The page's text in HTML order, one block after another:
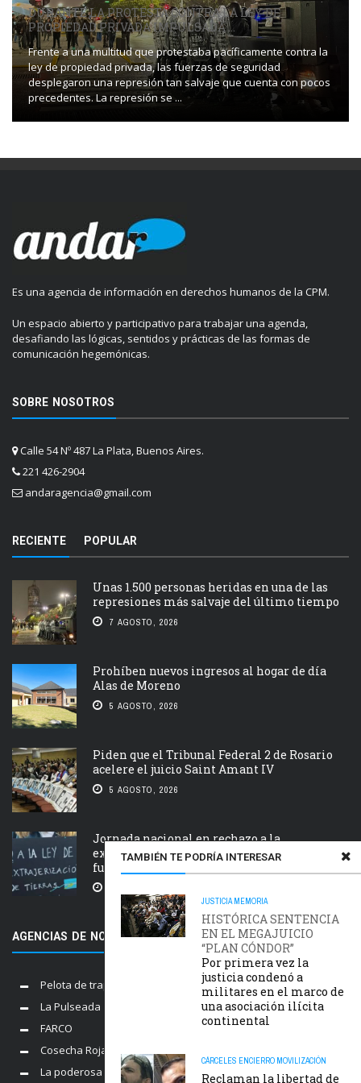
TAMBIÉN TE PODRÍA INTERESAR
JUSTICIA MEMORIA
HISTÓRICA SENTENCIA
EN EL MEGAJUICIO
“PLAN CÓNDOR”
Por primera vez la
justicia condenó a
militares en el marco de
una asociación ilícita
continental
CÁRCELES ENCIERRO MOVILIZACIÓN
Reclaman la libertad de
DURANTE LA PROTESTA CONTRA LA LEY DE
PROPIEDAD PRIVADA IMPULSADA ...
Frente a una multitud que protestaba pacíficamente contra la
ley de propiedad privada, las fuerzas de seguridad
desplegaron una represión tan salvaje que cuenta con pocos
precedentes. La represión se ...
Es una agencia de información en derechos humanos de la CPM.
Un espacio abierto y participativo para trabajar una agenda,
desafiando las lógicas, sentidos y prácticas de las formas de
comunicación hegemónicas.
SOBRE NOSOTROS
Calle 54 Nº 487 La Plata, Buenos Aires.
221 426-2904
andaragencia@gmail.com
RECIENTE POPULAR
Unas 1.500 personas heridas en una de las
represiones más salvaje del último tiempo
7 AGOSTO, 2026
Prohíben nuevos ingresos al hogar de día
Alas de Moreno
5 AGOSTO, 2026
Piden que el Tribunal Federal 2 de Rosario
acelere el juicio Saint Amant IV
5 AGOSTO, 2026
Jornada nacional en rechazo a la
extranjerización de tierras, manejo del
fuego y desalojos
AGENCIAS DE NOTICIAS AMIGAS
Pelota de trapo
La Pulseada
FARCO
Cosecha Roja
La poderosa